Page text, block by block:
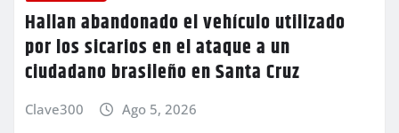
Hallan abandonado el vehículo utilizado
por los sicarios en el ataque a un
ciudadano brasileño en Santa Cruz
Clave300 Ago 5, 2026